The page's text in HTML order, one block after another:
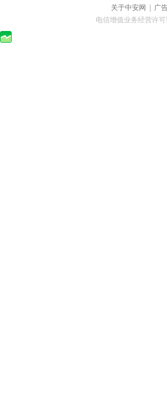
关于中安网 广
电信增值业务经营许